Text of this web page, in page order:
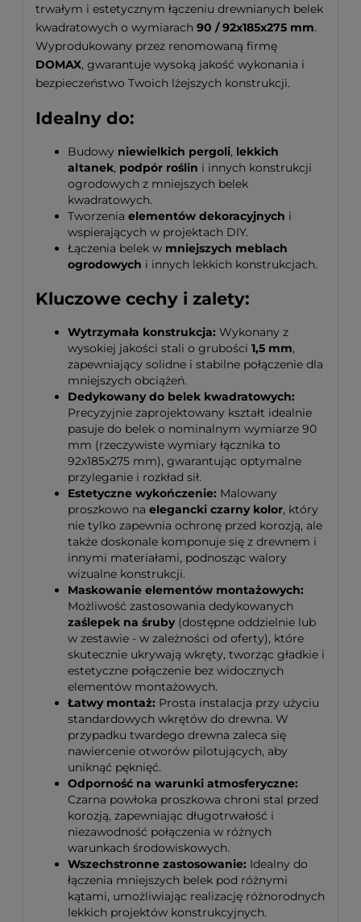
trwałym i estetycznym łączeniu drewnianych belek
kwadratowych o wymiarach 90 / 92x185x275 mm.
Wyprodukowany przez renomowaną firmę
DOMAX, gwarantuje wysoką jakość wykonania i
bezpieczeństwo Twoich lżejszych konstrukcji.
Idealny do:
Budowy niewielkich pergoli, lekkich
altanek, podpór roślin i innych konstrukcji
ogrodowych z mniejszych belek
kwadratowych.
Tworzenia elementów dekoracyjnych i
wspierających w projektach DIY.
Łączenia belek w mniejszych meblach
ogrodowych i innych lekkich konstrukcjach.
Kluczowe cechy i zalety:
Wytrzymała konstrukcja: Wykonany z
wysokiej jakości stali o grubości 1,5 mm,
zapewniający solidne i stabilne połączenie dla
mniejszych obciążeń.
Dedykowany do belek kwadratowych:
Precyzyjnie zaprojektowany kształt idealnie
pasuje do belek o nominalnym wymiarze 90
mm (rzeczywiste wymiary łącznika to
92x185x275 mm), gwarantując optymalne
przyleganie i rozkład sił.
Estetyczne wykończenie: Malowany
proszkowo na elegancki czarny kolor, który
nie tylko zapewnia ochronę przed korozją, ale
także doskonale komponuje się z drewnem i
innymi materiałami, podnosząc walory
wizualne konstrukcji.
Maskowanie elementów montażowych:
Możliwość zastosowania dedykowanych
zaślepek na śruby(dostępne oddzielnie lub
w zestawie - w zależności od oferty), które
skutecznie ukrywają wkręty, tworząc gładkie i
estetyczne połączenie bez widocznych
elementów montażowych.
Łatwy montaż: Prosta instalacja przy użyciu
standardowych wkrętów do drewna. W
przypadku twardego drewna zaleca się
nawiercenie otworów pilotujących, aby
uniknąć pęknięć.
Odporność na warunki atmosferyczne:
Czarna powłoka proszkowa chroni stal przed
korozją, zapewniając długotrwałość i
niezawodność połączenia w różnych
warunkach środowiskowych.
Wszechstronne zastosowanie: Idealny do
łączenia mniejszych belek pod różnymi
kątami, umożliwiając realizację różnorodnych
lekkich projektów konstrukcyjnych.